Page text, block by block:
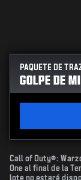
PAQUETE DE
GOLPE DE
Call of Duty®:
One al final de la
lote no estará